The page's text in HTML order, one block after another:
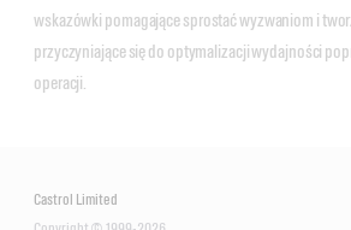
wskazówki pomagające sprostać wyzwaniom i
przyczyniające się do optymalizacji wydajności
operacji.
Castrol Limited